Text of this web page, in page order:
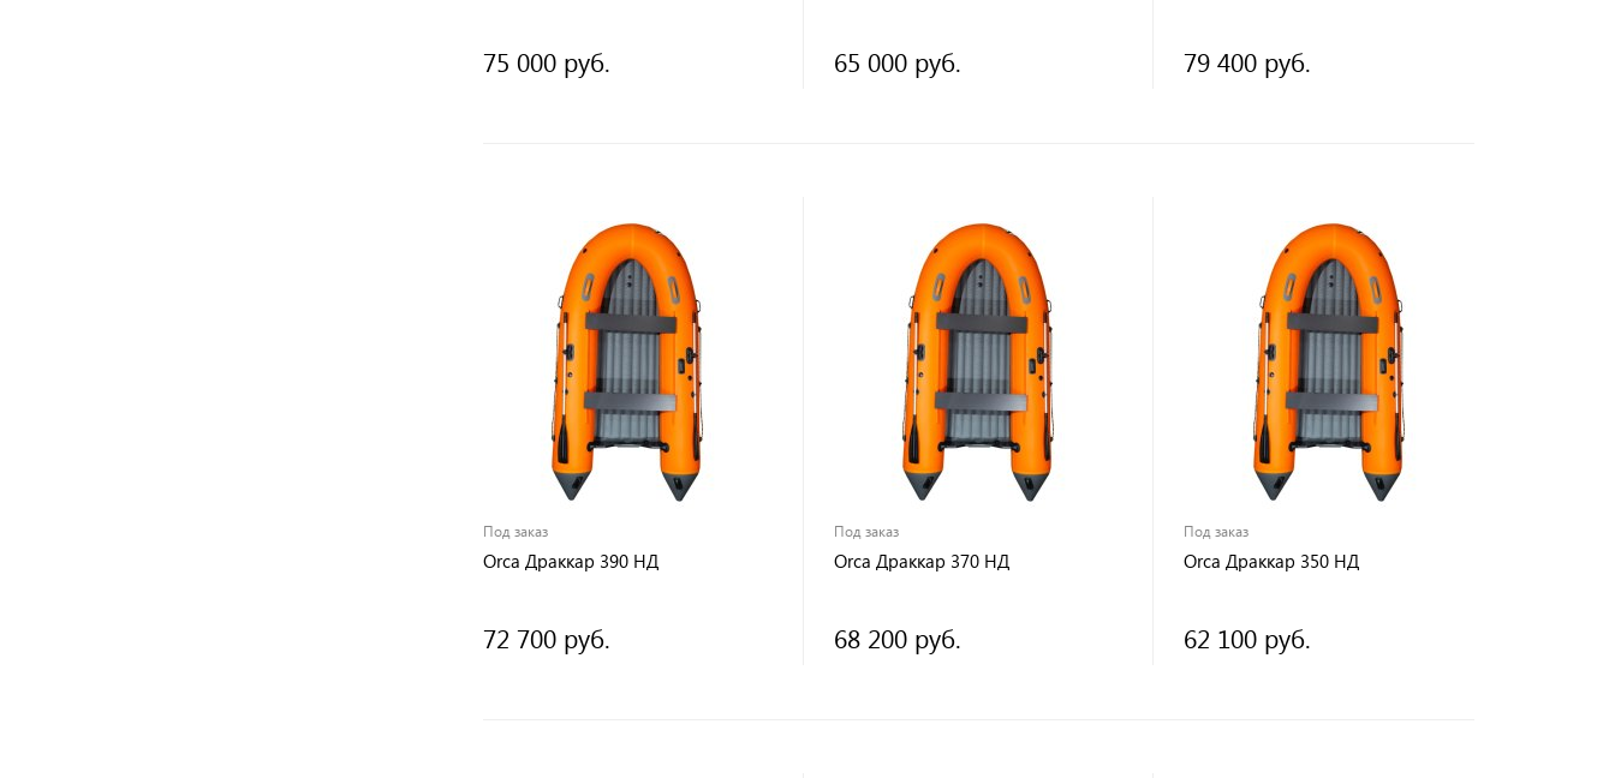
75 000 руб. 65 000 руб. 79 400 руб.
Под заказ
Orca Драккар 390 НД
72 700 руб.
Под заказ
Orca Драккар 370 НД
68 200 руб.
Под заказ
Orca Драккар 350 НД
62 100 руб.